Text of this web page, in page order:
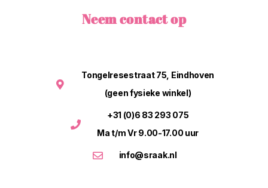
Neem contact op
Tongelresestraat 75, Eindhoven
(geen fysieke winkel)
+31 (0)6 83 293 075
Ma t/m Vr 9.00-17.00 uur
info@sraak.nl